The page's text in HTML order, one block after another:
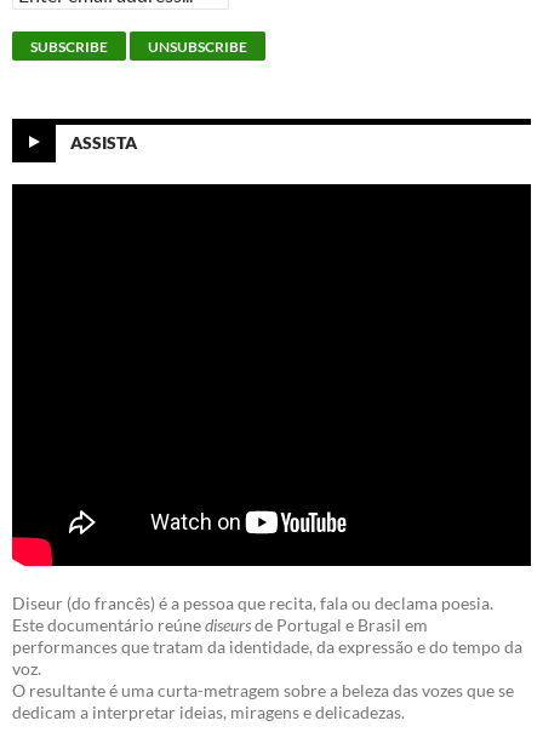
ASSISTA
Diseur (do francês) é a pessoa que recita, fala ou declama poesia.
Este documentário reúnediseursde Portugal e Brasil em
performances que tratam da identidade, da expressão e do tempo da
voz.
O resultante é uma curta-metragem sobre a beleza das vozes que se
dedicam a interpretar ideias, miragens e delicadezas.